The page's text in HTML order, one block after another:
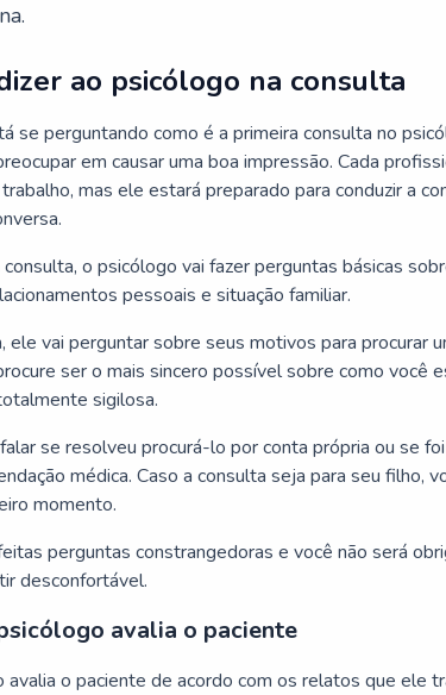
ao psicólogo na consulta
se perguntando como é a primeira consulta no
em causar uma boa impressão. Cada
mas ele estará preparado para conduzir a
o psicólogo vai fazer perguntas básicas
pessoais e situação familiar.
ele vai perguntar sobre seus motivos para procurar
ser o mais sincero possível sobre como você
sigilosa.
se resolveu procurá-lo por conta própria ou se
médica. Caso a consulta seja para seu filho,
momento.
perguntas constrangedoras e você não será
desconfortável.
avalia o paciente
avalia o paciente de acordo com os relatos que ele